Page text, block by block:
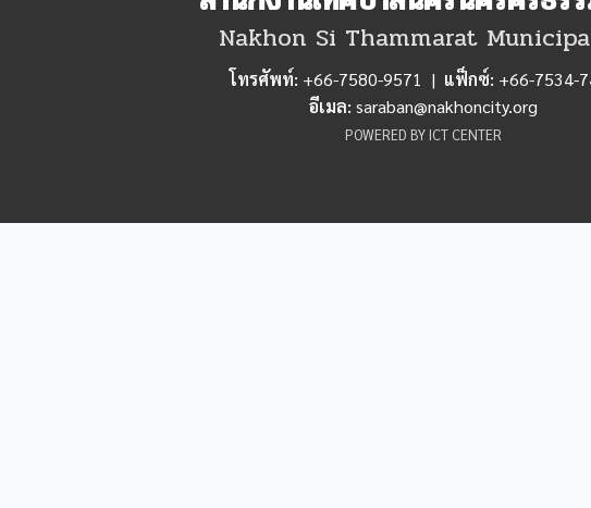
Nakhon Si Thammarat
โทรศัพท์: +66-7580-9571 | แฟ็กซ์: +66-7534-
อีเมล: saraban@nakhoncity.org
POWERED BY ICT CENTER